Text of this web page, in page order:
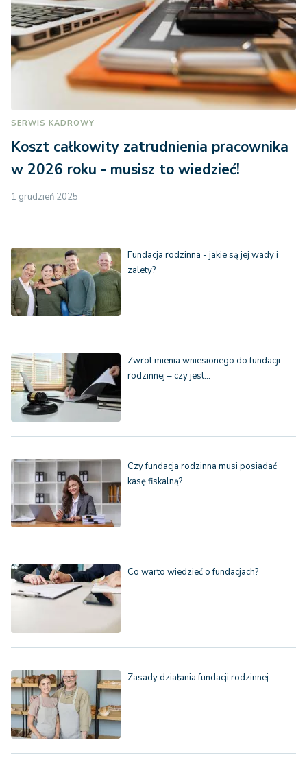
SERWIS KADROWY
Koszt całkowity zatrudnienia pracownika
w 2026 roku - musisz to wiedzieć!
1 grudzień 2025
Fundacja rodzinna - jakie są jej wady i
zalety?
Zwrot mienia wniesionego do fundacji
rodzinnej – czy jest…
Czy fundacja rodzinna musi posiadać
kasę fiskalną?
Co warto wiedzieć o fundacjach?
Zasady działania fundacji rodzinnej